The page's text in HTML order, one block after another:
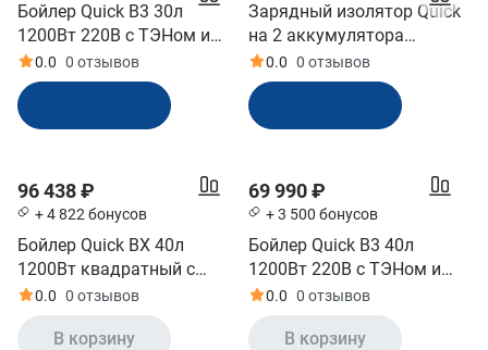
Бойлер Quick В3 30л
1200Вт 220В с ТЭНом и
теплообменником
(10243917)
0.0 0 отзывов
Зарядный изолятор Quick
на 2 аккумулятора
(10246663)
0.0 0 отзывов
96 438 ₽
+ 4 822 бонусов
Бойлер Quick BX 40л
1200Вт квадратный с
теплообменником
0.0 0 отзывов
В корзину
69 990 ₽
+ 3 500 бонусов
Бойлер Quick В3 40л
1200Вт 220В с ТЭНом и
теплообменником
0.0 0 отзывов
В корзину